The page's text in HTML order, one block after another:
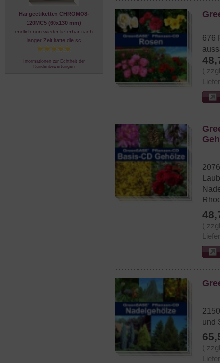
Hängeetiketten CHROMO8-
120MC5 (60x130 mm)
endlich nun wieder lieferbar nach
langer Zeit,hatte die sc
Informationen zur Echtheit der
Kundenbewertungen
676
(
(
und
(